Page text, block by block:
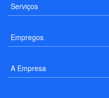
Serviços
Empregos
A Empresa